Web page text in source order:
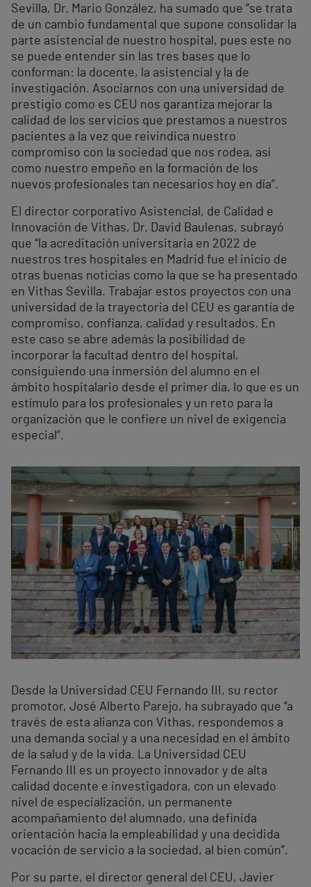
Sevilla, Dr. Mario González, ha sumado que “se trata
de un cambio fundamental que supone consolidar la
parte asistencial de nuestro hospital, pues este no
se puede entender sin las tres bases que lo
conforman: la docente, la asistencial y la de
investigación. Asociarnos con una universidad de
prestigio como es CEU nos garantiza mejorar la
calidad de los servicios que prestamos a nuestros
pacientes a la vez que reivindica nuestro
compromiso con la sociedad que nos rodea, así
como nuestro empeño en la formación de los
nuevos profesionales tan necesarios hoy en día”.
El director corporativo Asistencial, de Calidad e
Innovación de Vithas, Dr. David Baulenas, subrayó
que “la acreditación universitaria en 2022 de
nuestros tres hospitales en Madrid fue el inicio de
otras buenas noticias como la que se ha presentado
en Vithas Sevilla. Trabajar estos proyectos con una
universidad de la trayectoria del CEU es garantía de
compromiso, confianza, calidad y resultados. En
este caso se abre además la posibilidad de
incorporar la facultad dentro del hospital,
consiguiendo una inmersión del alumno en el
ámbito hospitalario desde el primer día, lo que es un
estímulo para los profesionales y un reto para la
organización que le confiere un nivel de exigencia
especial”.
Desde la Universidad CEU Fernando III, su rector
promotor, José Alberto Parejo, ha subrayado que “a
través de esta alianza con Vithas, respondemos a
una demanda social y a una necesidad en el ámbito
de la salud y de la vida. La Universidad CEU
Fernando III es un proyecto innovador y de alta
calidad docente e investigadora, con un elevado
nivel de especialización, un permanente
acompañamiento del alumnado, una definida
orientación hacia la empleabilidad y una decidida
vocación de servicio a la sociedad, al bien común”.
Por su parte, el director general del CEU, Javier